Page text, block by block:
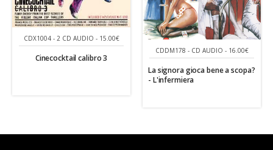
CDX1004 - 2 CD AUDIO - 15.00€
Cinecocktail calibro 3
CDDM178 - CD AUDIO - 16.00€
La signora gioca bene a scopa?
- L'infermiera